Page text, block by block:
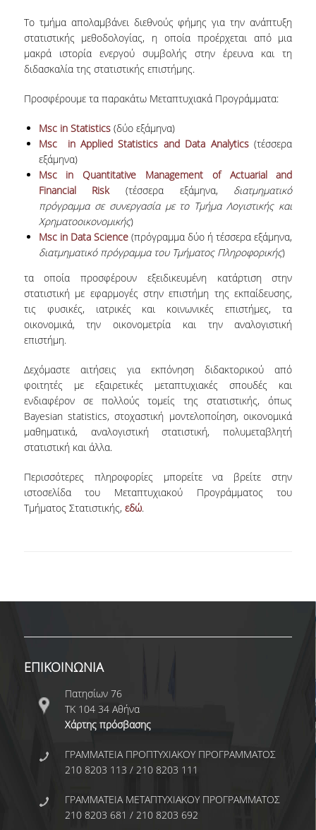
CALENDARS
EVENT CALENDAR
CALENDAR ΕΡΓΑΣΤΗΡΙΟΥ ΑΝΤΩΝΙΑΔΟΥ
SOCIAL MEDIA
ΠΛΗΡΟΦΟΡΙΑΣ
ΑΝΘΡΩΠΙΝΟ ΔΥΝΑΜΙΚΟ
ΜΕΛΗ ΔΕΠ
ΕΡΓΑΣΤΗΡΙΑΚΟ ΔΙΔΑΚΤΙΚΟ ΠΡΟΣΩΠΙΚΟ
(Ε.ΔΙ.Π.)
ΕΙΔΙΚΟ ΤΕΧΝΙΚΟ ΕΡΓΑΣΤΗΡΙΑΚΟ ΠΡΟΣΩΠΙΚΟ
(Ε.Τ.Ε.Π)
ΜΕΤΑΔΙΔΑΚΤΟΡΕΣ
ΕΠΙΤΙΜΟΙ ΔΙΔΑΚΤΟΡΕΣ
ΜΗΤΡΩΑ ΤΜΗΜΑΤΟΣ
ΠΡΟΚΗΡΥΞΕΙΣ ΑΠΟΚΤΗΣΗΣ ΑΚΑΔΗΜΑΪΚΗΣ
ΕΜΠΕΙΡΙΑΣ
ΠΡΟΓΡΑΜΜΑ ΣΠΟΥΔΩΝ
ΠΑΛΑΙΟΤΕΡΟΙ ΟΔΗΓΟΙ ΣΠΟΥΔΩΝ
ΜΑΘΗΜΑΤΑ
ΜΑΘΗΜΑΤΑ ΠΡΟΓΡΑΜΜΑΤΟΣ
ΜΑΘΗΜΑΤΑ ΕΛΕΥΘΕΡΗΣ
ΕΠΙΛΟΓΗΣ ΑΠΟ ΑΛΛΑ ΤΜΗΜΑΤΑ
​Το τμήμα απολαμβάνει διεθνούς φήμης για την ανάπτυξη
στατιστικής μεθοδολογίας, η οποία προέρχεται από μια
μακρά ιστορία ενεργού συμβολής στην έρευνα και τη
διδασκαλία της στατιστικής επιστήμης.
​Προσφέρουμε τα παρακάτω Μεταπτυχιακά Προγράμματα:
Msc in Statistics(δύο εξάμηνα)
Msc in Applied Statistics and Data Analytics(τέσσερα
εξάμηνα)
Msc in Quantitative Management of Actuarial and
Financial Risk(τέσσερα εξάμηνα, διατμηματικό
πρόγραμμα σε συνεργασία με το Τμήμα Λογιστικής και
Χρηματοοικονομικής)
Msc in Data Science(πρόγραμμα δύο ή τέσσερα εξάμηνα,
διατμηματικό πρόγραμμα του Τμήματος Πληροφορικής)
τα οποία προσφέρουν εξειδικευμένη κατάρτιση στην
στατιστική με εφαρμογές στην επιστήμη της εκπαίδευσης,
τις φυσικές, ιατρικές και κοινωνικές επιστήμες, τα
οικονομικά, την οικονομετρία και την αναλογιστική
επιστήμη.
​Δεχόμαστε αιτήσεις για εκπόνηση διδακτορικού από
φοιτητές με εξαιρετικές μεταπτυχιακές σπουδές και
ενδιαφέρον σε πολλούς τομείς της στατιστικής, όπως
Bayesian statistics, στοχαστική μοντελοποίηση, οικονομικά
μαθηματικά, αναλογιστική στατιστική, πολυμεταβλητή
στατιστική και άλλα.
Περισσότερες πληροφορίες μπορείτε να βρείτε στην
ιστοσελίδα του Μεταπτυχιακού Προγράμματος του
Τμήματος Στατιστικής, εδώ.
ΕΠΙΚΟΙΝΩΝΙΑ
Πατησίων 76
ΤΚ 104 34 Αθήνα
Χάρτης πρόσβασης
ΓΡΑΜΜΑΤΕΙΑ ΠΡΟΠΤΥΧΙΑΚΟΥ ΠΡΟΓΡΑΜΜΑΤΟΣ
210 8203 113 / 210 8203 111
ΓΡΑΜΜΑΤΕΙΑ ΜΕΤΑΠΤΥΧΙΑΚΟΥ ΠΡΟΓΡΑΜΜΑΤΟΣ
210 8203 681 / 210 8203 692